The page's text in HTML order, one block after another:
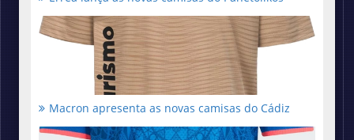
Macron apresenta as novas camisas do Cádiz